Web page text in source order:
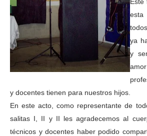
ya
y
y docentes tienen para nuestros hijos.
En este acto, como representante de
salitas I, II y II les agradecemos al
técnicos y docentes haber podido